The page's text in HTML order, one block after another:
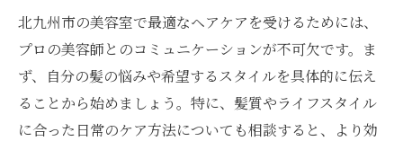
北九州市の美容室で最適なヘアケアを受けるためには、
プロの美容師とのコミュニケーションが不可欠です。ま
ず、自分の髪の悩みや希望するスタイルを具体的に伝え
ることから始めましょう。特に、髪質やライフスタイル
に合った日常のケア方法についても相談すると、より効